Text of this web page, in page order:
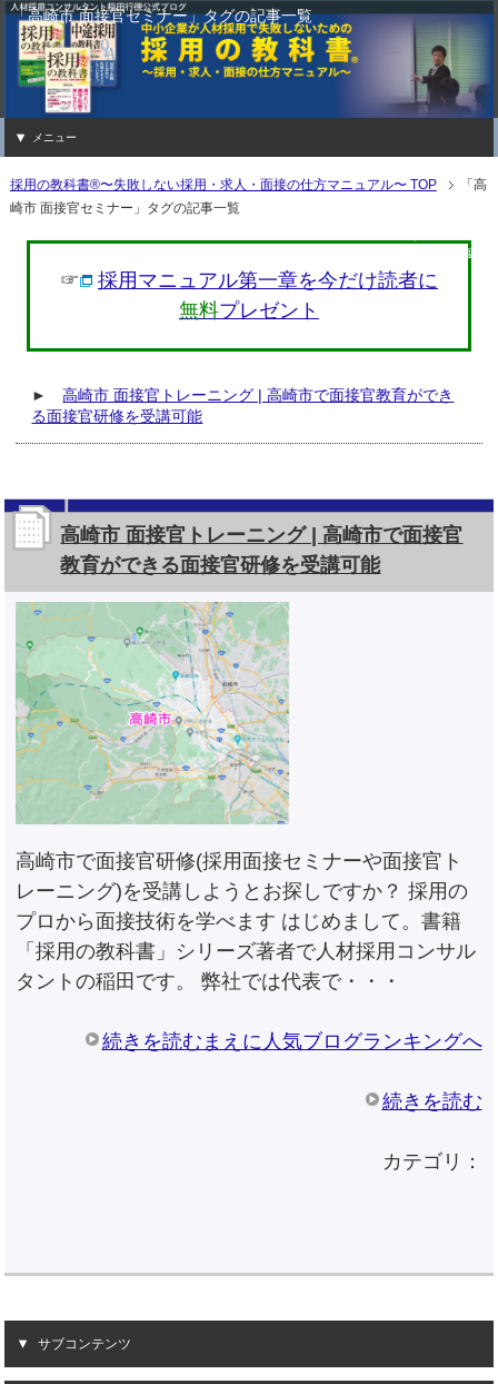
「高崎市 面接官セミナー」タグの記事一覧
グ「高崎市 面接官セミナー」の記事一
メニュー
採用の教科書®〜失敗しない採用・求人・面接の仕方マニュアル〜 TOP
「高
崎市 面接官セミナー」タグの記事一覧
☞
採用マニュアル第一章を今だけ読者に
無料プレゼント
►高崎市 面接官トレーニング | 高崎市で面接官教育ができ
る面接官研修を受講可能
高崎市 面接官トレーニング | 高崎市で面接官
教育ができる面接官研修を受講可能
高崎市で面接官研修(採用面接セミナーや面接官ト
レーニング)を受講しようとお探しですか？ 採用の
プロから面接技術を学べます はじめまして。書籍
「採用の教科書」シリーズ著者で人材採用コンサル
タントの稲田です。 弊社では代表で・・・
続きを読むまえに人気ブログランキングへ
続きを読む
カテゴリ：
サブコンテンツ